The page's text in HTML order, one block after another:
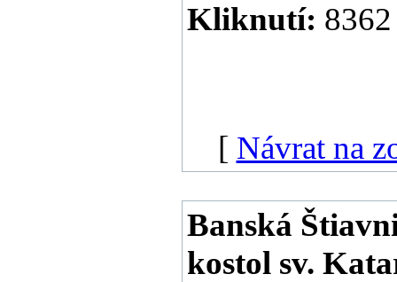
Kliknutí: 8362
[ Návrat na
Banská
kostol sv.